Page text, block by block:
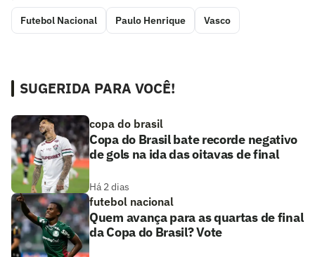
Futebol Nacional Paulo Henrique Vasco
SUGERIDA PARA VOCÊ!
copa do brasil
Copa do Brasil bate recorde negativo
de gols na ida das oitavas de final
Há 2 dias
futebol nacional
Quem avança para as quartas de final
da Copa do Brasil? Vote